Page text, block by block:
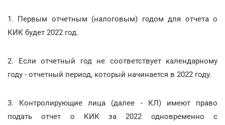
1. Первым отчетным (налоговым) годом для отчета о
КИК будет 2022 год.
2. Если отчетный год не соответствует календарному
году - отчетный период, который начинается в 2022 году.
3. Контролирующие лица (далее - КЛ) имеют право
подать отчет о КИК за 2022 одновременно с